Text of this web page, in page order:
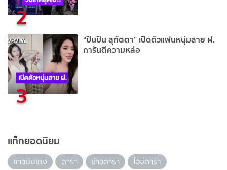
2
3
“ปันปัน สุทัตตา” เปิดตัวแฟนหนุ่มสาย ฝ.
การันตีความหล่อ
แท็กยอดนิยม
ข่าวบันเทิง ดารา ข่าวดารา
ไอจีดารา